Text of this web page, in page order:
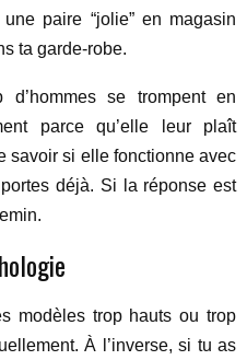
paire “jolie” en magasin
ta garde-robe.
d’hommes se trompent en
parce qu’elle leur plaît
savoir si elle fonctionne avec
déjà. Si la réponse est
modèles trop hauts ou trop
À l’inverse, si tu as